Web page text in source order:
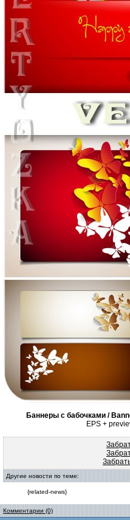
Баннеры с бабочками /
EPS +
Другие новости по теме:
{related-news}
Комментарии (0)